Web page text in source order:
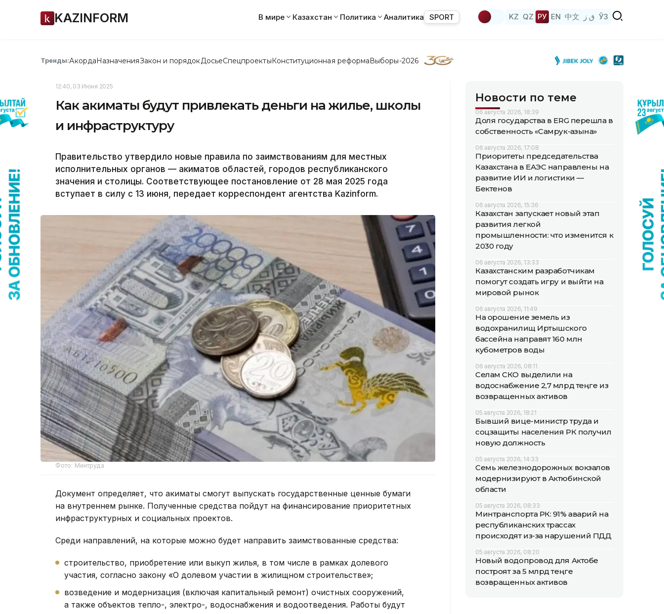
KAZINFORM В мире Казахстан Политика Аналитика SPORT KZ QZ РУ EN 中文 ق ز ЎЗ
Тренды:АкордаНазначенияЗакон и порядок ДосьеСпецпроектыКонституционная реформаВыборы-2026
12:40, 03 Июня 2025
Как акиматы будут привлекать деньги на жилье, школы
и инфраструктуру
Правительство утвердило новые правила по заимствованиям для местных
исполнительных органов — акиматов областей, городов республиканского
значения и столицы. Соответствующее постановление от 28 мая 2025 года
вступает в силу с 13 июня, передает корреспондент агентства Kazinform.
Фото: Минтруда
Документ определяет, что акиматы смогут выпускать государственные ценные бумаги
на внутреннем рынке. Полученные средства пойдут на финансирование приоритетных
инфраструктурных и социальных проектов.
Среди направлений, на которые можно будет направить заимствованные средства:
строительство, приобретение или выкуп жилья, в том числе в рамках долевого
участия, согласно закону «О долевом участии в жилищном строительстве»;
возведение и модернизация (включая капитальный ремонт) очистных сооружений,
а также объектов тепло-, электро-, водоснабжения и водоотведения. Работы будут
Новости по теме
06 августа 2026, 18:39
Доля государства в ERG перешла в
собственность «Самрук-Қазына»
06 августа 2026, 17:08
Приоритеты председательства
Казахстана в ЕАЭС направлены на
развитие ИИ и логистики —
Бектенов
06 августа 2026, 15:36
Казахстан запускает новый этап
развития легкой
промышленности: что изменится к
2030 году
06 августа 2026, 13:33
Казахстанским разработчикам
помогут создать игру и выйти на
мировой рынок
06 августа 2026, 11:49
На орошение земель из
водохранилищ Иртышского
бассейна направят 160 млн
кубометров воды
06 августа 2026, 08:11
Селам СКО выделили на
водоснабжение 2,7 млрд теңге из
возвращенных активов
05 августа 2026, 18:21
Бывший вице-министр труда и
соцзащиты населения РК получил
новую должность
05 августа 2026, 14:33
Семь железнодорожных вокзалов
модернизируют в Актюбинской
области
05 августа 2026, 08:33
Минтранспорта РК: 91% аварий на
республиканских трассах
происходят из-за нарушений ПДД
05 августа 2026, 08:20
Новый водопровод для Актобе
построят за 5 млрд теңге
возвращенных активов